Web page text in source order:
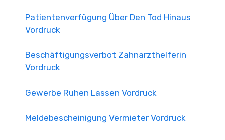
Patientenverfügung Über Den Tod Hinaus
Vordruck
Beschäftigungsverbot Zahnarzthelferin
Vordruck
Gewerbe Ruhen Lassen Vordruck
Meldebescheinigung Vermieter Vordruck